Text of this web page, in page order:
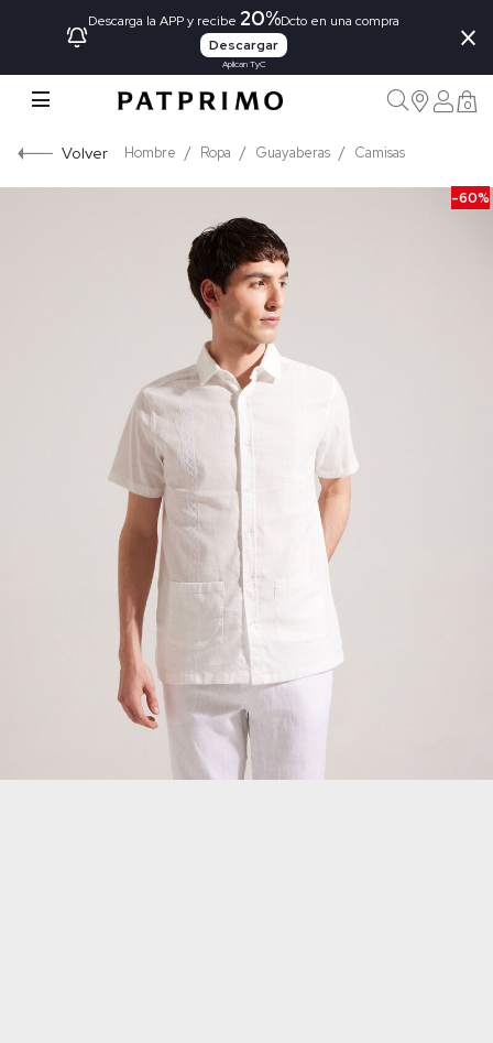
Descarga la APP y recibe 20%Dcto en una compra
Descargar
Aplican TyC
×
0
Volver Hombre Ropa Guayaberas Camisas
-60%